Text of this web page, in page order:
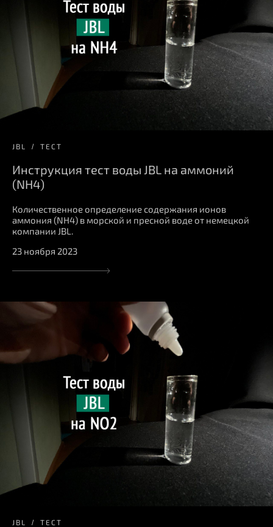
JBL ТЕСТ
Инструкция тест воды JBL на аммоний
(NH4)
Количественное определение содержания ионов
аммония (NH4) в морской и пресной воде от немецкой
компании JBL.
23 ноября 2023
JBL ТЕСТ